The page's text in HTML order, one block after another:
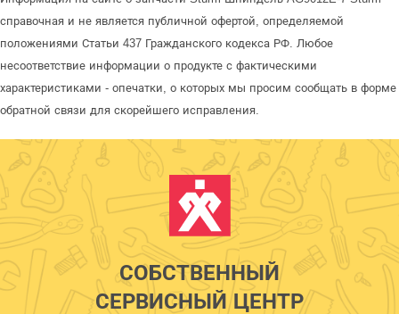
справочная и не является публичной офертой, определяемой
положениями Статьи 437 Гражданского кодекса РФ. Любое
несоответствие информации о продукте с фактическими
характеристиками - опечатки, о которых мы просим сообщать в форме
обратной связи для скорейшего исправления.
СОБСТВЕННЫЙ
СЕРВИСНЫЙ ЦЕНТР